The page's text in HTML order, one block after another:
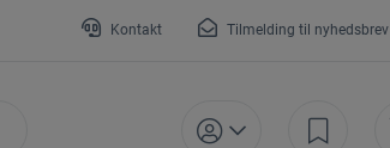
Kontakt Tilmelding til nyhedsbrev